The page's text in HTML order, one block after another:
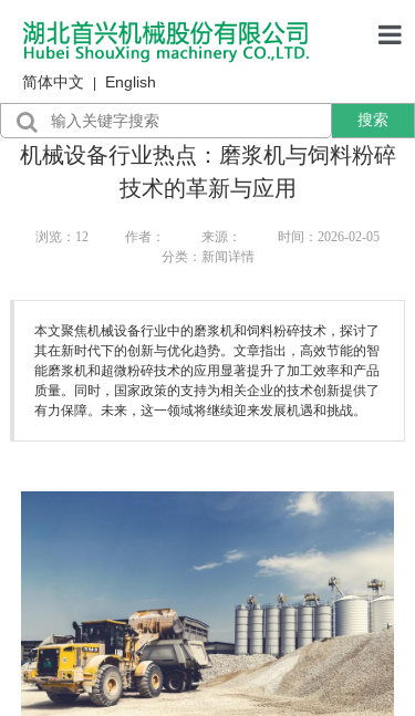
简体中文 English
行业资讯
搜索
机械设备行业热点：磨浆机与饲料粉碎
技术的革新与应用
浏览： 12 作者： 来源：
时间：2026-02-05
分类：新闻详情
本文聚焦机械设备行业中的磨浆机和饲料粉碎技术，探讨了
其在新时代下的创新与优化趋势。文章指出，高效节能的智
能磨浆机和超微粉碎技术的应用显著提升了加工效率和产品
质量。同时，国家政策的支持为相关企业的技术创新提供了
有力保障。未来，这一领域将继续迎来发展机遇和挑战。